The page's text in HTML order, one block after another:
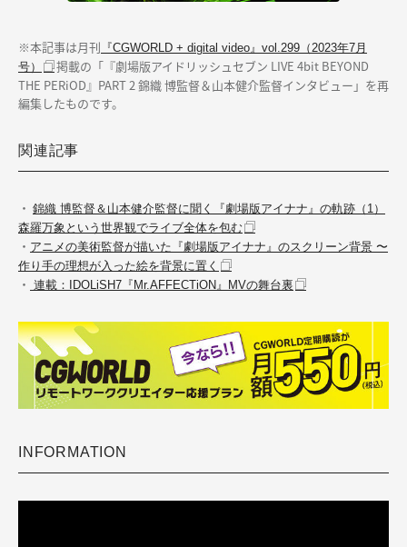
※本記事は月刊 『CGWORLD + digital video』vol.299（2023年7月
号）
掲載の「『劇場版アイドリッシュセブン LIVE 4bit BEYOND
THE PERiOD』PART 2 錦織 博監督＆山本健介監督インタビュー」を再
編集したものです。
関連記事
・ 錦織 博監督＆山本健介監督に聞く『劇場版アイナナ』の軌跡（1）
森羅万象という世界観でライブ全体を包む
・ アニメの美術監督が描いた『劇場版アイナナ』のスクリーン背景 〜
作り手の理想が入った絵を背景に置く
・ 連載：IDOLiSH7『Mr.AFFECTiON』MVの舞台裏
INFORMATION